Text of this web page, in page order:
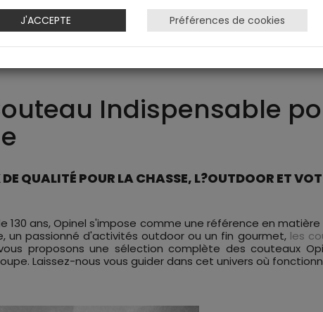
de Chasse Addict
Indispensable
QUALITÉ POUR LA CHASSE, L?OUTDOOR ET
130 ans, Opinel s'impose comme une référence en
un passionné d'activités outdoor ou un fin gourmet,les
proposons une sélection complète des couteaux
Laissez-nous vous guider dans cet univers où
J'ACCEPTE Préférences de cookies